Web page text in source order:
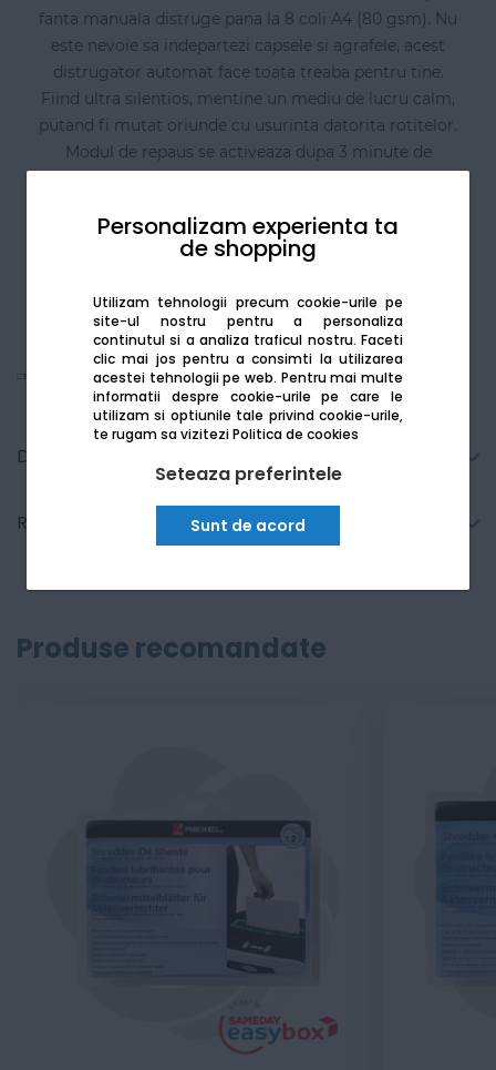
Personalizam experienta ta
de shopping
Utilizam tehnologii precum cookie-urile pe
site-ul nostru pentru a personaliza
continutul si a analiza traficul nostru. Faceti
clic mai jos pentru a consimti la utilizarea
acestei tehnologii pe web. Pentru mai multe
informatii despre cookie-urile pe care le
utilizam si optiunile tale privind cookie-urile,
te rugam sa viziteziPolitica de cookies
Seteaza preferintele
Sunt de acord
fanta manuala distruge pana la 8 coli A4 (80 gsm). Nu
este nevoie sa indepartezi capsele si agrafele, acest
distrugator automat face toata treaba pentru tine.
Fiind ultra silentios, mentine un mediu de lucru calm,
putand fi mutat oriunde cu usurinta datorita rotitelor.
Modul de repaus se activeaza dupa 3 minute de
ce arata cand este complet plin. Fiecare document
este distrus la un nivel de securitate P5 pentru
Vezi mai mult
Detalii tehnice
Recenzii
Produse recomandate